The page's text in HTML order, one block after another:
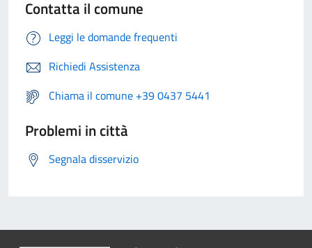
Contatta il comune
Leggi le domande frequenti
Richiedi Assistenza
Chiama il comune +39 0437 5441
Problemi in città
Segnala disservizio